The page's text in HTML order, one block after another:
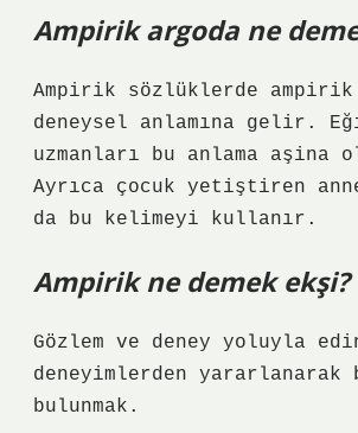
Ampirik argoda ne
Ampirik sözlüklerde ampirik
deneysel anlamına gelir.
uzmanları bu anlama
Ayrıca çocuk yetiştiren
da bu kelimeyi kullanır.
Ampirik ne demek ekşi?
Gözlem ve deney yoluyla
deneyimlerden yararlanarak
bulunmak.